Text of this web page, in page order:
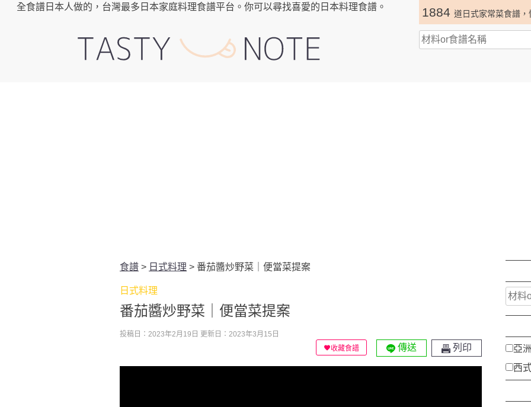
全食譜日本人做的，台灣最多日本家庭料理食譜平台。你可以尋找喜愛的日本料理食譜。 1884 道日式家常菜食譜，
食譜 > 日式料理 > 番茄醬炒野菜｜便當菜提案
日式料理
番茄醬炒野菜｜便當菜提案
投稿日：2023年2月19日 更新日：2023年3月15日
收藏食譜
傳送 列印
亞
西